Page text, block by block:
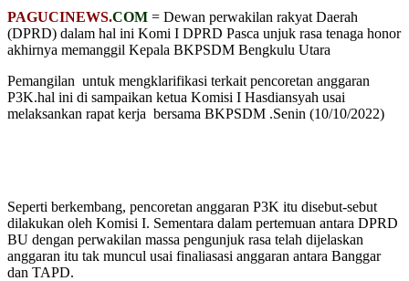
PAGUCINEWS.COM = Dewan perwakilan rakyat Daerah
(DPRD) dalam hal ini Komi I DPRD Pasca unjuk rasa tenaga honor
akhirnya memanggil Kepala BKPSDM Bengkulu Utara
Pemangilan untuk mengklarifikasi terkait pencoretan anggaran
P3K.hal ini di sampaikan ketua Komisi I Hasdiansyah usai
melaksankan rapat kerja bersama BKPSDM .Senin (10/10/2022)
Seperti berkembang, pencoretan anggaran P3K itu disebut-sebut
dilakukan oleh Komisi I. Sementara dalam pertemuan antara DPRD
BU dengan perwakilan massa pengunjuk rasa telah dijelaskan
anggaran itu tak muncul usai finaliasasi anggaran antara Banggar
dan TAPD.